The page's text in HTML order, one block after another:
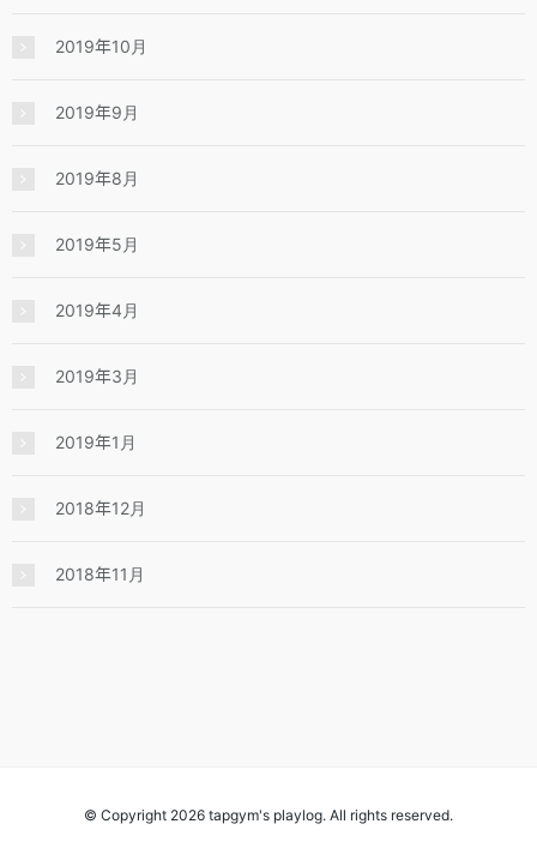
2019年10月
2019年9月
2019年8月
2019年5月
2019年4月
2019年3月
2019年1月
2018年12月
2018年11月
© Copyright 2026 tapgym's playlog. All rights reserved.